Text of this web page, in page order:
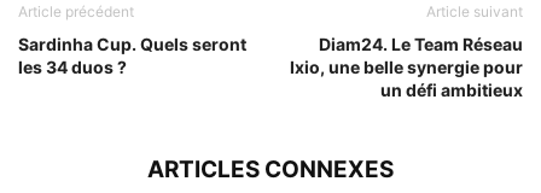
Article précédent
Sardinha Cup. Quels seront
les 34 duos ?
Article suivant
Diam24. Le Team Réseau
Ixio, une belle synergie pour
un défi ambitieux
ARTICLES CONNEXES